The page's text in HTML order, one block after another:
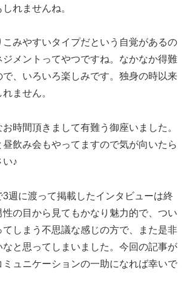
れませんね。
こみやすいタイプだという自覚があるの
ジメントってやつですね。なかなか得難
で、いろいろ楽しみです。独身の時以来
ません。
時間頂きまして有難う御座いました。
昼飲み会もやってますので気が向いたら
い♪
3週に渡って掲載したインタビューは終
の目から見てもかなり魅力的で、つい
しまう不思議な感じの方で、また是非
なと思ってしまいました。今回の記事が
ミュニケーションの一助になれば幸いで